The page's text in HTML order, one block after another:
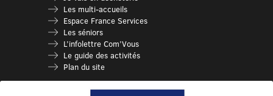
Les multi-accueils
Espace France Services
Les séniors
L’infolettre Com’Vous
Le guide des activités
Plan du site